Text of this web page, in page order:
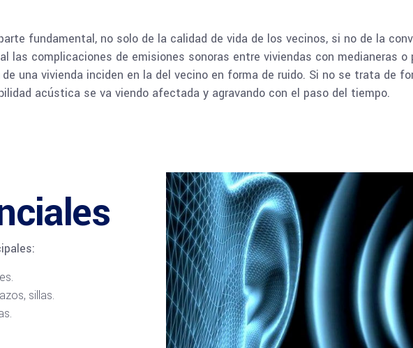
fundamental, no solo de la calidad de vida de los vecinos, si no de la
las complicaciones de emisiones sonoras entre viviendas con medianeras o
una vivienda inciden en la del vecino en forma de ruido. Si no se trata de
acústica se va viendo afectada y agravando con el paso del tiempo.
sillas.